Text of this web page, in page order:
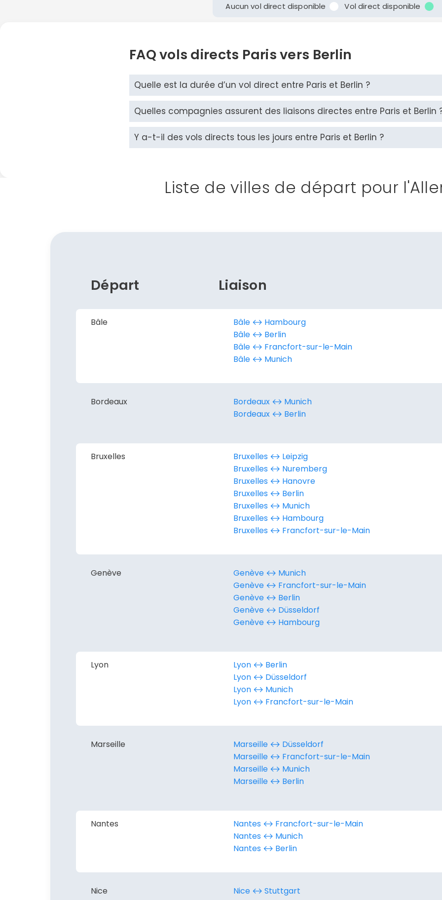
Aucun vol direct disponible Vol direct disponible
FAQ vols directs Paris vers Berlin
Quelle est la durée d’un vol direct entre Paris et Berlin ?
Quelles compagnies assurent des liaisons directes entre Paris et Berlin
Y a-t-il des vols directs tous les jours entre Paris et Berlin ?
Liste de villes de départ pour
Départ Liaison
Bâle Bâle ↔︎ Hambourg
Bâle ↔︎ Berlin
Bâle ↔︎ Francfort-sur-le-Main
Bâle ↔︎ Munich
Bordeaux Bordeaux ↔︎ Munich
Bordeaux ↔︎ Berlin
Bruxelles Bruxelles ↔︎ Leipzig
Bruxelles ↔︎ Nuremberg
Bruxelles ↔︎ Hanovre
Bruxelles ↔︎ Berlin
Bruxelles ↔︎ Munich
Bruxelles ↔︎ Hambourg
Bruxelles ↔︎ Francfort-sur-le-Main
Genève Genève ↔︎ Munich
Genève ↔︎ Francfort-sur-le-Main
Genève ↔︎ Berlin
Genève ↔︎ Düsseldorf
Genève ↔︎ Hambourg
Lyon Lyon ↔︎ Berlin
Lyon ↔︎ Düsseldorf
Lyon ↔︎ Munich
Lyon ↔︎ Francfort-sur-le-Main
Marseille Marseille ↔︎ Düsseldorf
Marseille ↔︎ Francfort-sur-le-Main
Marseille ↔︎ Munich
Marseille ↔︎ Berlin
Nantes Nantes ↔︎ Francfort-sur-le-Main
Nantes ↔︎ Munich
Nantes ↔︎ Berlin
Nice Nice ↔︎ Stuttgart